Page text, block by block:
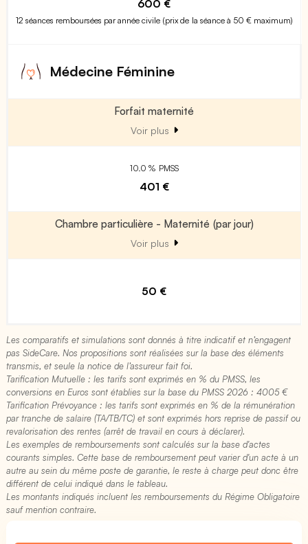
600 €
12 séances remboursées par année civile (prix de la séance à 50 € maximum)
Médecine Féminine
Forfait maternité
Voir plus
10.0 % PMSS
401 €
Chambre particulière - Maternité (par jour)
Voir plus
50 €
Les comparatifs et simulations sont donnés à titre indicatif et n’engagent
pas SideCare. Nos propositions sont réalisées sur la base des éléments
transmis, et seule la notice de l’assureur fait foi.
Tarification Mutuelle : les tarifs sont exprimés en % du PMSS, les
conversions en Euros sont établies sur la base du PMSS 2026 : 4005 €​
Tarification Prévoyance : les tarifs sont exprimés en % de la rémunération
par tranche de salaire (TA/TB/TC) et sont exprimés hors reprise de passif ou
revalorisation des rentes (arrêt de travail en cours à déclarer).
Les exemples de remboursements sont calculés sur la base d'actes
courants simples. Cette base de remboursement peut varier d'un acte à un
autre au sein du même poste de garantie, le reste à charge peut donc être
différent de celui indiqué dans le tableau.
Les montants indiqués incluent les remboursements du Régime Obligatoire
sauf mention contraire.